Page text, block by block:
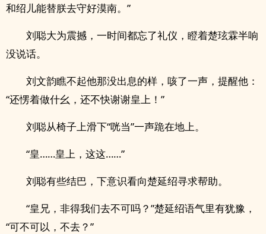
和绍儿能替朕去守好漠南。”
刘聪大为震撼，一时间都忘了礼仪，瞪着楚玹霖半响
没说话。
刘文韵瞧不起他那没出息的样，咳了一声，提醒他：
“还愣着做什幺，还不快谢谢皇上！”
刘聪从椅子上滑下“咣当”一声跪在地上。
“皇……皇上，这这……”
刘聪有些结巴，下意识看向楚延绍寻求帮助。
“皇兄，非得我们去不可吗？”楚延绍语气里有犹豫，
“可不可以，不去？”